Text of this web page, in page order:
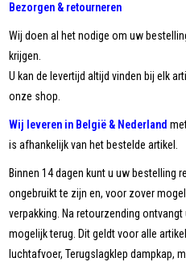
Bezorgen & retourneren
Wij doen al het nodige om uw
krijgen.
U kan de levertijd altijd vinden bij elk
onze shop.
Wij leveren in België & Nederland
is afhankelijk van het bestelde artikel.
Binnen 14 dagen kunt u uw bestelling
ongebruikt te zijn en, voor zover
verpakking. Na retourzending
mogelijk terug. Dit geldt voor alle
luchtafvoer, Terugslagklep dampkap,